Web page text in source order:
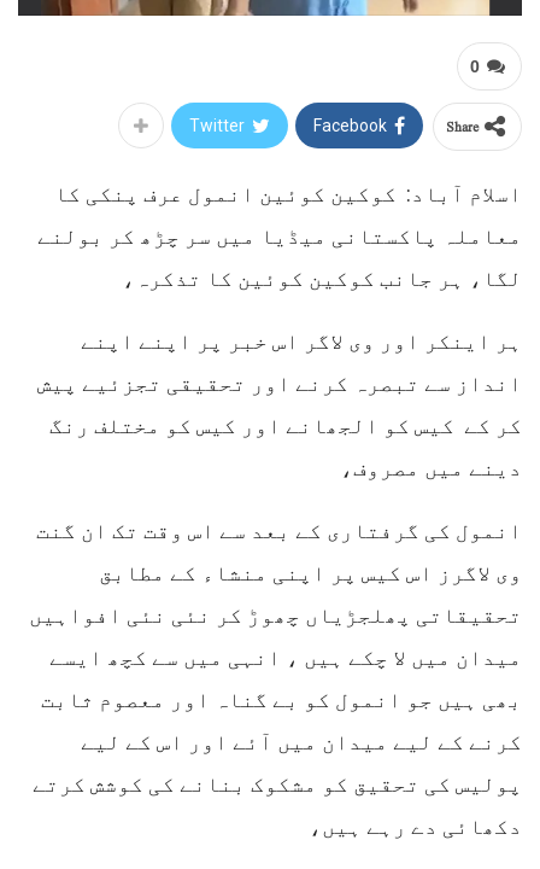
0
Share
Facebook
Twitter
اسلام آباد: کوکین کوئین انمول عرف پنکی کا
معاملہ پاکستانی میڈیا میں سر چڑھ کر بولنے
لگا، ہر جانب کوکین کوئین کا تذکرہ،
ہر اینکر اور وی لاگر اس خبر پر اپنے اپنے
انداز سے تبصرہ کرنے اور تحقیقی تجزئیے پیش
کر کے کیس کو الجھانے اور کیس کو مختلف رنگ
دینے میں مصروف،
انمول کی گرفتاری کے بعد سے اس وقت تک ان گنت
وی لاگرز اس کیس پر اپنی منشاء کے مطابق
تحقیقاتی پھلجڑیاں چھوڑ کر نئی نئی افواہیں
میدان میں لا چکے ہیں ، انہی میں سے کچھ ایسے
بھی ہیں جو انمول کو بے گناہ اور معصوم ثابت
کرنے کے لیے میدان میں آئے اور اس کے لیے
پولیس کی تحقیق کو مشکوک بنانے کی کوشش کرتے
دکھائی دے رہے ہیں،